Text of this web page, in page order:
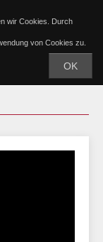
wir Cookies. Durch
von Cookies zu.
OK